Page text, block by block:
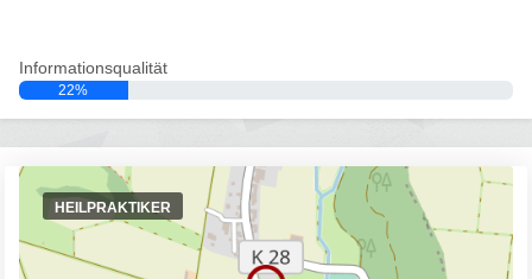
Informationsqualität
22%
HEILPRAKTIKER